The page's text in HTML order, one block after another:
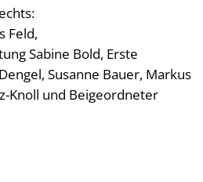
Feld,
Sabine Bold, Erste
Susanne Bauer, Markus
Knoll und Beigeordneter